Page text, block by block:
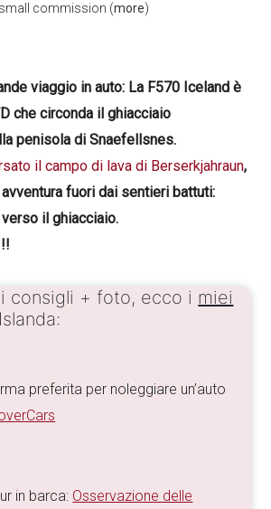
commission (more)
viaggio in auto: La F570 Iceland è
che circonda il ghiacciaio
penisola di Snaefellsnes.
il campo di lava di Berserkjahraun,
avventura fuori dai sentieri battuti:
il ghiacciaio.
consigli + foto, ecco i miei
preferita per noleggiare un’auto
in barca: Osservazione delle